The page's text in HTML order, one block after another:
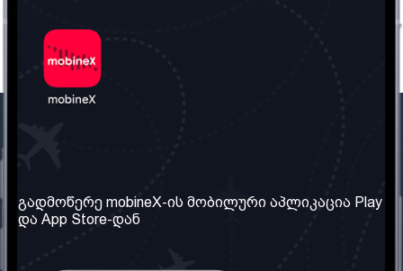
ჩვენ შესახებ
ჩვენი სერვისები
წესები და პირობები
გადმოწერე mobineX-ის მობილური აპლიკაცია Play
და App Store-დან